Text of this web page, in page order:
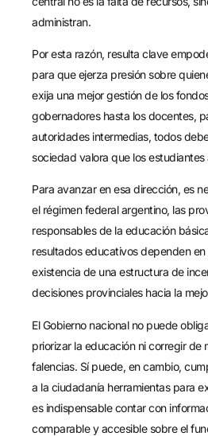
administran.
Por esta razón, resulta clave
para que ejerza presión sobre
exija una mejor gestión de los
gobernadores hasta los docentes,
autoridades intermedias, todos
sociedad valora que los estudiantes
Para avanzar en esa dirección, es
el régimen federal argentino, las
responsables de la educación
resultados educativos dependen
existencia de una estructura de
decisiones provinciales hacia la
El Gobierno nacional no puede
priorizar la educación ni corregir de
falencias. Sí puede, en cambio,
a la ciudadanía herramientas para
es indispensable contar con
comparable y accesible sobre el